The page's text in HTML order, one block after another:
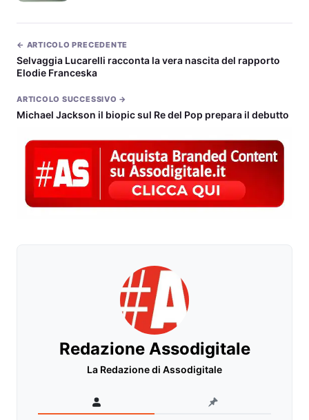
← ARTICOLO PRECEDENTE
Selvaggia Lucarelli racconta la vera nascita del rapporto
Elodie Franceska
ARTICOLO SUCCESSIVO →
Michael Jackson il biopic sul Re del Pop prepara il debutto
Redazione Assodigitale
La Redazione di Assodigitale